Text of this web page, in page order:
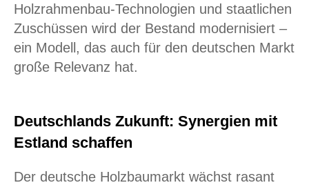
Holzrahmenbau-Technologien und staatlichen
Zuschüssen wird der Bestand modernisiert –
ein Modell, das auch für den deutschen Markt
große Relevanz hat.
Deutschlands Zukunft: Synergien mit
Estland schaffen
Der deutsche Holzbaumarkt wächst rasant